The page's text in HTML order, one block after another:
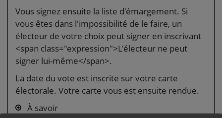
Vous signez ensuite la liste d'émargement. Si
vous êtes dans l'impossibilité de le faire, un
électeur de votre choix peut signer en inscrivant
<span class="expression">L'électeur ne peut
signer lui-même</span>.
La date du vote est inscrite sur votre carte
électorale. Votre carte vous est ensuite rendue.
À savoir